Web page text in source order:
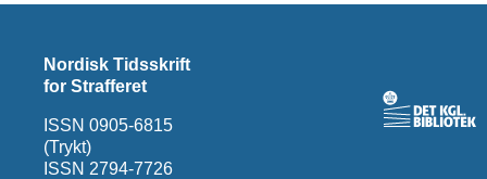
Nordisk Tidsskrift
for Strafferet
ISSN 0905-6815
(Trykt)
ISSN 2794-7726